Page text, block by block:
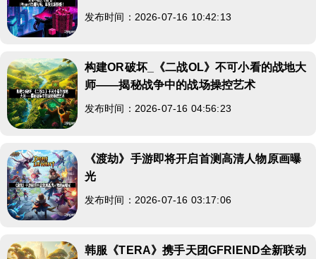
发布时间：2026-07-16 10:42:13
构建OR破坏_《二战OL》不可小看的战地大
师——揭秘战争中的战场操控艺术
发布时间：2026-07-16 04:56:23
《渡劫》手游即将开启首测高清人物原画曝
光
发布时间：2026-07-16 03:17:06
韩服《TERA》携手天团GFRIEND全新联动